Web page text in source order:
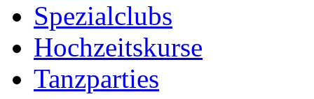
Spezialclubs
Hochzeitskurse
Tanzparties